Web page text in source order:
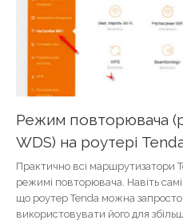
Режим повторювача
WDS) на роутері
Практично всі маршрутизатори
режимі повторювача. Навіть
що роутер Tenda можна
використовувати його для